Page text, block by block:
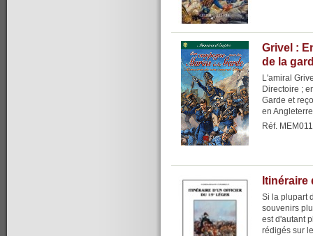
Grivel :
de la
L'amiral
Directoire ;
Garde et
en
Réf. MEM011
Si la plupart
souvenirs
est d'autant
rédigés sur